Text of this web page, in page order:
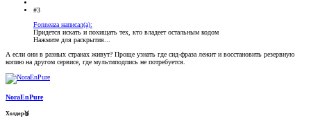
#3
Fonneaza написал(а):
Придется искать и похищать тех, кто владеет остальным кодом
Нажмите для раскрытия...
А если они в разных странах живут? Проще узнать где сид-фраза лежит и восстановить резервную
копию на другом сервисе, где мультиподпись не потребуется.
NoraEnPure
Холдер🥉